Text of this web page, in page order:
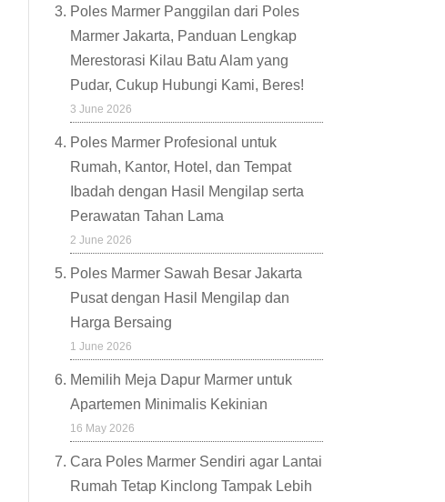
Poles Marmer Panggilan dari Poles
Marmer Jakarta, Panduan Lengkap
Merestorasi Kilau Batu Alam yang
Pudar, Cukup Hubungi Kami, Beres!
3 June 2026
Poles Marmer Profesional untuk
Rumah, Kantor, Hotel, dan Tempat
Ibadah dengan Hasil Mengilap serta
Perawatan Tahan Lama
2 June 2026
Poles Marmer Sawah Besar Jakarta
Pusat dengan Hasil Mengilap dan
Harga Bersaing
1 June 2026
Memilih Meja Dapur Marmer untuk
Apartemen Minimalis Kekinian
16 May 2026
Cara Poles Marmer Sendiri agar Lantai
Rumah Tetap Kinclong Tampak Lebih